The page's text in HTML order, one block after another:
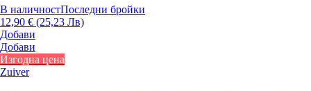
В наличностПоследни бройки
12,90 € (25,23 Лв)
Добави
Добави
Изгодна цена
Zuiver